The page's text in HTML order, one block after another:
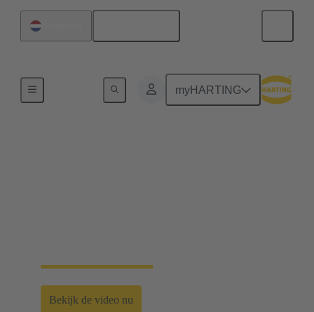
myHARTING
Bekijk de video nu